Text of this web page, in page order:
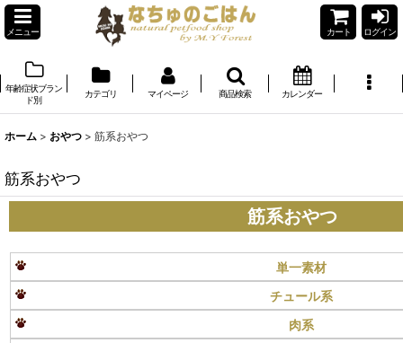
メニュー カート ログイン
年齢症状ブラン
ド別
カテゴリ マイページ 商品検索 カレンダー
ホーム > おやつ > 筋系おやつ
筋系おやつ
筋系おやつ
単一素材
チュール系
肉系